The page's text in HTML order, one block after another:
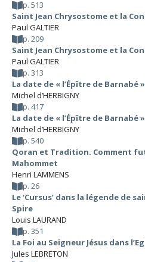
p. 513
Saint Jean Chrysostome et la
Paul GALTIER
p. 209
Saint Jean Chrysostome et la
Paul GALTIER
p. 313
La date de « l’Épître de Barnabé
Michel d’HERBIGNY
p. 417
La date de « l’Épître de Barnabé
Michel d’HERBIGNY
p. 540
Qoran et Tradition. Comment
Mahommet
Henri LAMMENS
p. 26
Le ‘Cursus’ dans la légende de
Spire
Louis LAURAND
p. 351
La Foi au Seigneur Jésus dans
Jules LEBRETON